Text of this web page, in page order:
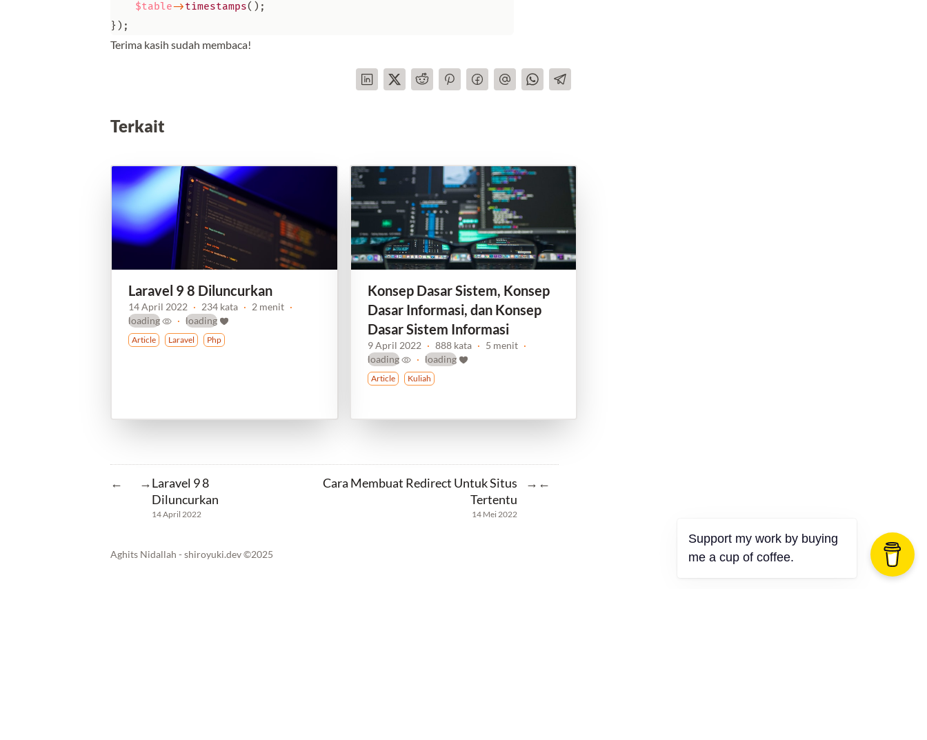
$table->timestamps();
});
Terima kasih sudah membaca!
Terkait
Laravel 9 8 Diluncurkan
14 April 2022 · 234 kata · 2 menit ·
loading
· loading
Article Laravel Php
Konsep Dasar Sistem, Konsep
Dasar Informasi, dan Konsep
Dasar Sistem Informasi
9 April 2022 · 888 kata · 5 menit ·
loading
· loading
Article Kuliah
← →Laravel 9 8
Diluncurkan
14 April 2022
Cara Membuat Redirect Untuk Situs
Tertentu
14 Mei 2022
→ ←
Aghits Nidallah - shiroyuki.dev ©2025